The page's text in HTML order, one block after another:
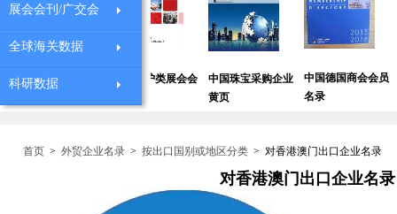
贸企业黄页
安全防护类展会会
中国珠宝采购企业
中国德国商会会员
全国中
展会会刊/广交会
全球海关数据
科研数据
首页 > 外贸企业名录 > 按出口国别或地区分类 > 对香港澳门出口企业名录
对香港澳门出口企业名录